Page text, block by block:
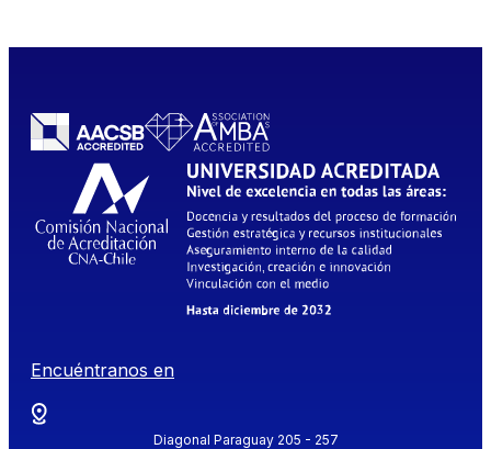
Encuéntranos en
Diagonal Paraguay 205 - 257